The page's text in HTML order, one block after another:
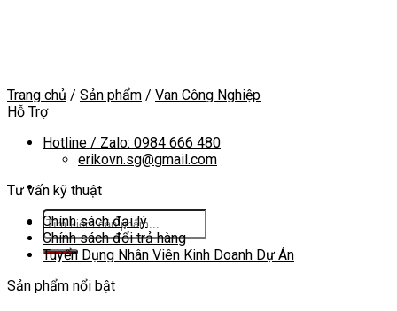
Tìm
kiếm:
Trang chủ / Sản phẩm / Van Công Nghiệp
Hỗ Trợ
Hotline / Zalo: 0984 666 480
erikovn.sg@gmail.com
Tư vấn kỹ thuật
Chính sách đại lý
Chính sách đổi trả hàng
Tuyển Dụng Nhân Viên Kinh Doanh Dự Án
Sản phẩm nổi bật